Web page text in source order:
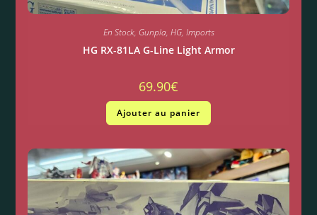
En Stock, Gunpla, HG, Imports
HG RX-81LA G-Line Light Armor
69.90€
Ajouter au panier